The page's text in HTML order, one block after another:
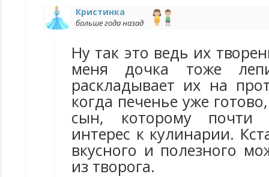
Кристинка
больше года назад
Ну так это ведь их
меня дочка тоже
раскладывает их на
когда печенье уже
сын, которому почти
интерес к кулинарии.
вкусного и полезного
из творога.